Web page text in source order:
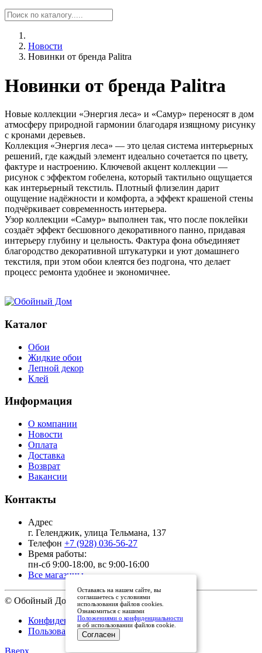
Новости
Новинки от бренда Palitra
Новинки от бренда Palitra
Новые коллекции «Энергия леса» и «Самур» переносят в дом
атмосферу природной гармонии благодаря изящному рисунку
с кронами деревьев.
Коллекция «Энергия леса» — это целая система интерьерных
решений, где каждый элемент идеально сочетается по цвету,
фактуре и настроению. Ключевой акцент коллекции —
рисунок с эффектом гобелена, который тактильно ощущается
как интерьерный текстиль. Плотный флизелин дарит
ощущение надёжности и комфорта, а эффект крашеной стены
подчёркивает современность интерьера.
Узор коллекции «Самур» выполнен так, что после поклейки
создаёт эффект бесшовного декоративного панно, придавая
интерьеру глубину и цельность. Фактура фона объединяет
благородство декоративной штукатурки и уют домашнего
текстиля, при этом обои клеятся без подгона, что делает
процесс ремонта удобнее и экономичнее.
Каталог
Обои
Жидкие обои
Лепной декор
Клей
Информация
О компании
Новости
Оплата
Доставка
Возврат
Вакансии
Контакты
Адрес
г. Геленджик, улица Тельмана, 137
Телефон +7 (928) 036-56-27
Время работы:
пн-сб 9:00-18:00, вс 9:00-16:00
Все магазины
© Обойный Дом, 2011 - 2026
Конфиденциальность
Пользовательское соглашение
Вверх
Оставаясь на нашем сайте, вы
соглашаетесь с условиями
использования файлов cookies.
Ознакомиться с нашими
Положениями о конфиденциальности
и об использовании файлов cookie.
Согласен